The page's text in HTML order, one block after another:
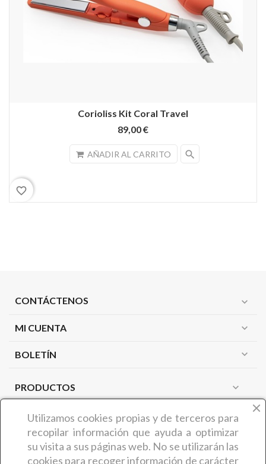
Corioliss Kit Coral Travel
89,00 €
AÑADIR AL CARRITO search
favorite_border
CONTÁCTENOS expand_more
MI CUENTA expand_more
BOLETÍN expand_more
PRODUCTOS expand_more
NUESTRA EMPRESA expand_more
¿QUIÉNES SOMOS?
Utilizamos cookies propias y de terceros para
recopilar información que ayuda a optimizar
su visita a sus páginas web. No se utilizarán las
cookies para recoger información de carácter